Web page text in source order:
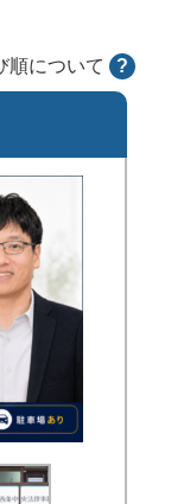
順について ?